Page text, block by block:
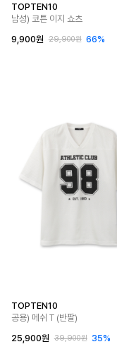
TOPTEN10
남성) 코튼 이지 쇼츠
9,900원
29,900원 66%
TOPTEN10
공용) 메쉬 T (반팔)
25,900원
39,900원 35%